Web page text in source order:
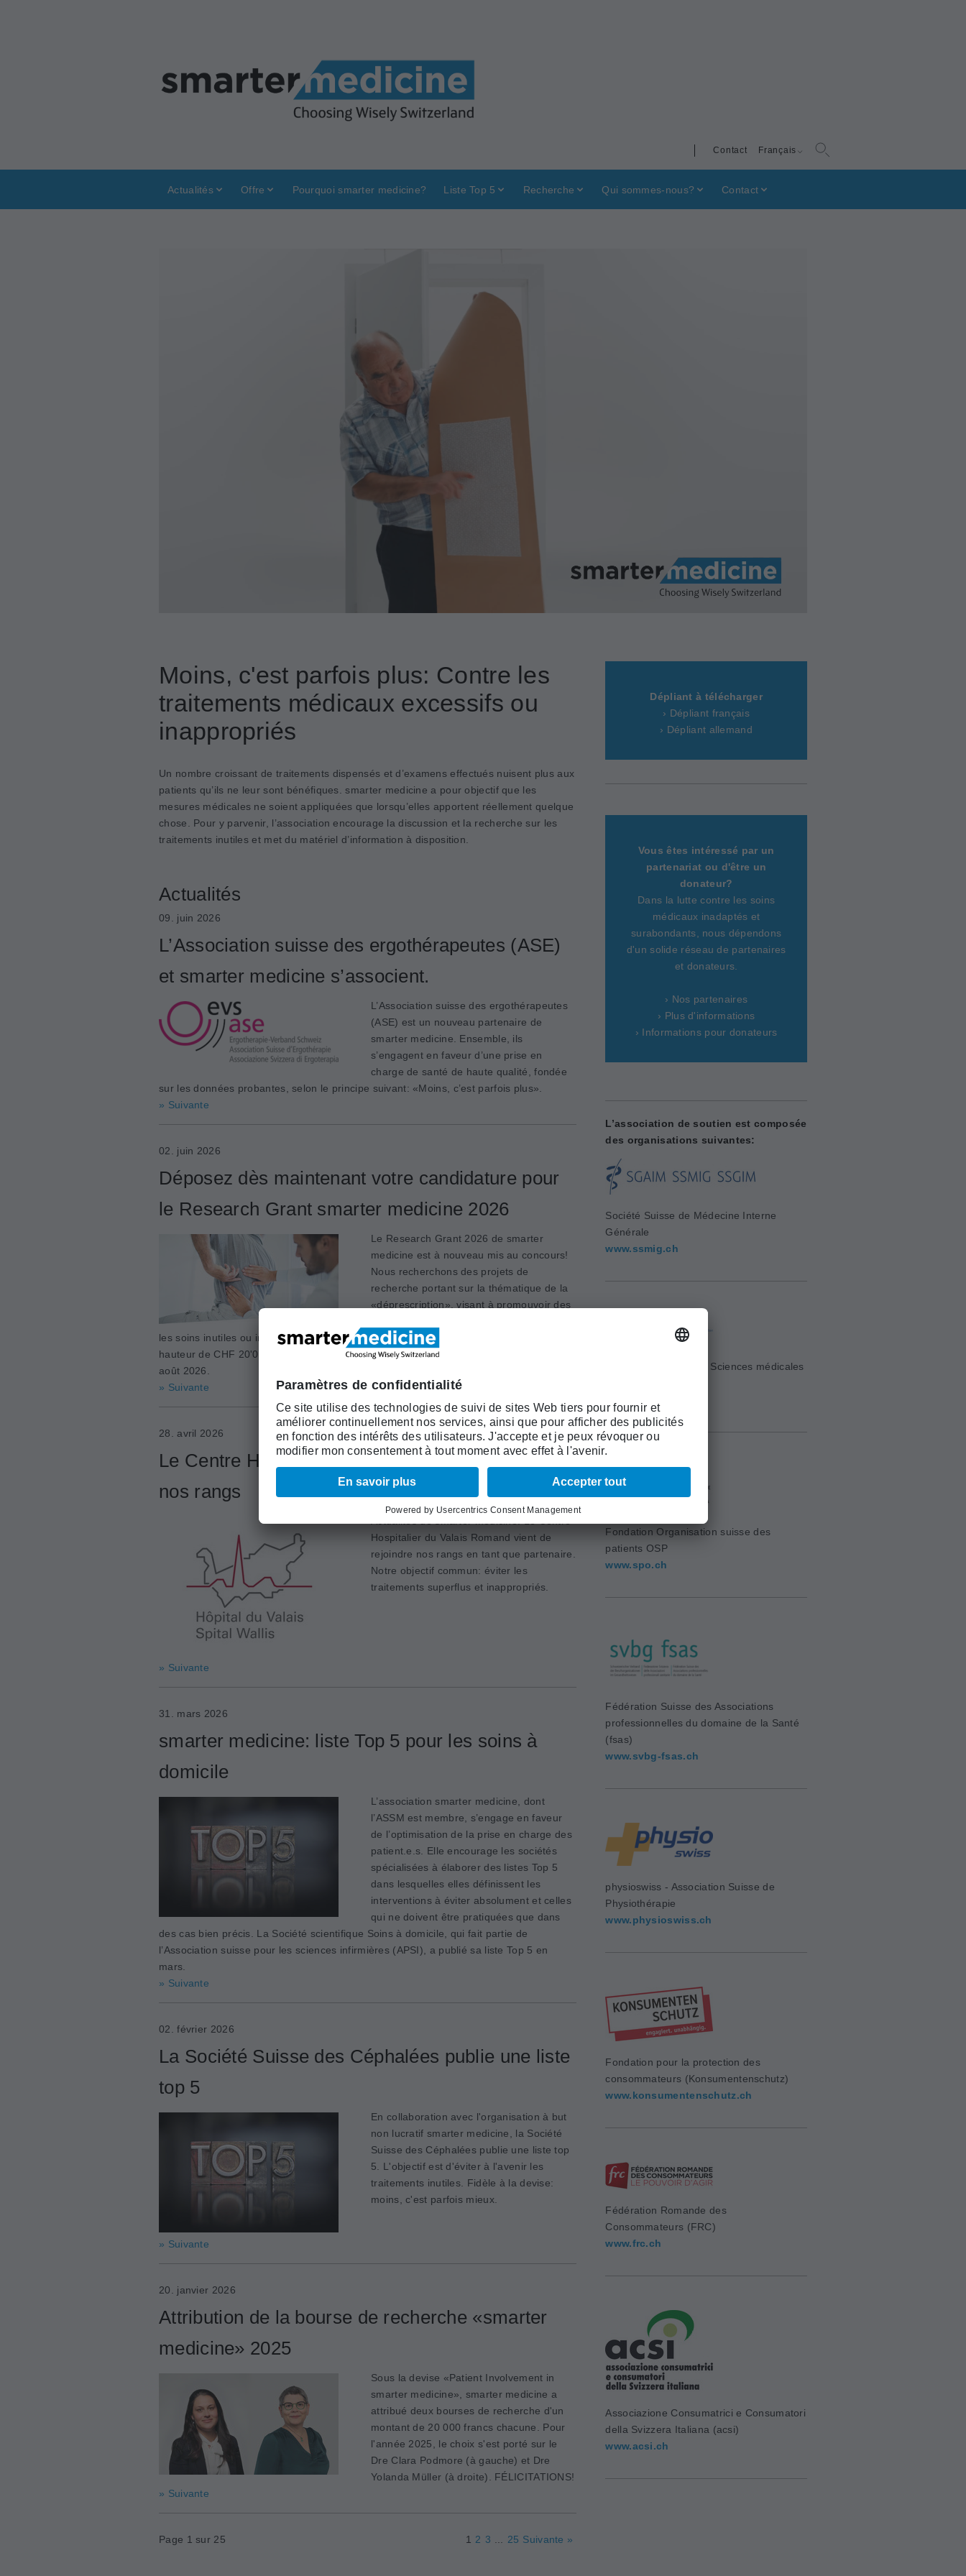
Français
Contact
Actualités Offre Pourquoi smarter medicine? Liste Top 5 Recherche Qui sommes-nous? Contact
Moins, c'est parfois plus: Contre les
traitements médicaux excessifs ou
inappropriés
Un nombre croissant de traitements dispensés et d’examens effectués nuisent plus aux
patients qu’ils ne leur sont bénéfiques. smarter medicine a pour objectif que les
mesures médicales ne soient appliquées que lorsqu’elles apportent réellement quelque
chose. Pour y parvenir, l’association encourage la discussion et la recherche sur les
traitements inutiles et met du matériel d’information à disposition.
Actualités
09. juin 2026
L’Association suisse des ergothérapeutes (ASE)
et smarter medicine s’associent.
L’Association suisse des ergothérapeutes
(ASE) est un nouveau partenaire de
smarter medicine. Ensemble, ils
s’engagent en faveur d’une prise en
charge de santé de haute qualité, fondée
sur les données probantes, selon le principe suivant: «Moins, c’est parfois plus».
» Suivante
02. juin 2026
Déposez dès maintenant votre candidature pour
le Research Grant smarter medicine 2026
Le Research Grant 2026 de smarter
medicine est à nouveau mis au concours!
Nous recherchons des projets de
recherche portant sur la thématique de la
«déprescription», visant à promouvoir des
les soins inutiles ou inappropriés. Jusqu’à trois projets pourront être soutenus à
hauteur de CHF 20'000 chacun. Les candidatures peuvent être soumises jusqu’au 21
août 2026.
» Suivante
28. avril 2026
Le Centre Hospitalier du Valais Romand rejoint
nos rangs
Hospitalier du Valais Romand vient de
rejoindre nos rangs en tant que partenaire.
Notre objectif commun: éviter les
traitements superflus et inappropriés.
» Suivante
31. mars 2026
smarter medicine: liste Top 5 pour les soins à
domicile
L’association smarter medicine, dont
l’ASSM est membre, s’engage en faveur
de l’optimisation de la prise en charge des
patient.e.s. Elle encourage les sociétés
spécialisées à élaborer des listes Top 5
dans lesquelles elles définissent les
interventions à éviter absolument et celles
qui ne doivent être pratiquées que dans
des cas bien précis. La Société scientifique Soins à domicile, qui fait partie de
l’Association suisse pour les sciences infirmières (APSI), a publié sa liste Top 5 en
mars.
» Suivante
02. février 2026
La Société Suisse des Céphalées publie une liste
top 5
En collaboration avec l'organisation à but
non lucratif smarter medicine, la Société
Suisse des Céphalées publie une liste top
5. L'objectif est d'éviter à l'avenir les
traitements inutiles. Fidèle à la devise:
moins, c'est parfois mieux.
» Suivante
20. janvier 2026
Attribution de la bourse de recherche «smarter
medicine» 2025
Sous la devise «Patient Involvement in
smarter medicine», smarter medicine a
attribué deux bourses de recherche d'un
montant de 20 000 francs chacune. Pour
l'année 2025, le choix s'est porté sur le
Dre Clara Podmore (à gauche) et Dre
Yolanda Müller (à droite). FÉLICITATIONS!
» Suivante
Page 1 sur 25 1 2 3 25 Suivante »
Dépliant à télécharger
› Dépliant français
› Dépliant allemand
Vous êtes intéressé par un
partenariat ou d'être un
donateur?
Dans la lutte contre les soins
médicaux inadaptés et
surabondants, nous dépendons
d'un solide réseau de partenaires
et donateurs.
› Nos partenaires
› Plus d'informations
› Informations pour donateurs
L’association de soutien est composée
des organisations suivantes:
Société Suisse de Médecine Interne
Générale
www.ssmig.ch
Académie Suisse des Sciences médicales
Fondation Organisation suisse des
patients OSP
www.spo.ch
Fédération Suisse des Associations
professionnelles du domaine de la Santé
(fsas)
www.svbg-fsas.ch
physioswiss - Association Suisse de
Physiothérapie
www.physioswiss.ch
Fondation pour la protection des
consommateurs (Konsumentenschutz)
www.konsumentenschutz.ch
Fédération Romande des
Consommateurs (FRC)
www.frc.ch
Associazione Consumatrici e Consumatori
della Svizzera Italiana (acsi)
www.acsi.ch